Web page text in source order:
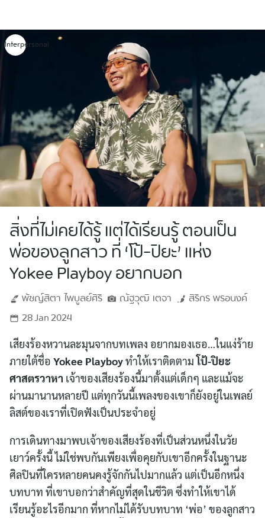
content
Interpersonal
สิ่งที่ไม่เคยได้รู้ แต่ได้เรียนรู้ ตอนเป็น
พ่อของลูกสาว ที่ ‘โป้-ปิยะ’ แห่ง
Yokee Playboy อยากบอก
พัชญ์สิตาไพบูลย์ศิริ ณัฐวุฒิ เตจา สิริกรพรอนงค์
28 Jan 2024
เสียงร้องหวานละมุนจากบทเพลง อยากมองเธอ…ในแง่ร้าย
ภายใต้ชื่อ Yokee Playboyทำให้เราติดตามโป้-ปิยะ
ศาสตรวาหา เจ้าของเสียงร้องนี้มาตั้งแต่เด็กๆ และแม้จะ
ผ่านมานานหลายปี แต่ทุกวันนี้เพลงของเขาก็ยังอยู่ในเพลย์
ลิสต์ของเราที่เปิดฟังเป็นประจำอยู่
การเดินทางมาพบเจ้าของเสียงร้องที่เป็นส่วนหนึ่งในวัย
เยาว์ครั้งนี้ ไม่ใช่พบกันเพียงเพื่อคุยกับเขาอีกครั้งในฐานะ
ศิลปินที่ใครหลายคนคงรู้จักกันไปมากแล้ว แต่เป็นอีกหนึ่ง
บทบาท ที่เขาบอกว่าสำคัญที่สุดในชีวิต ซึ่งทำให้เขาได้
เรียนรู้อะไรอีกมาก ที่หากไม่ได้รับบทบาท ‘พ่อ’ ของลูกสาว